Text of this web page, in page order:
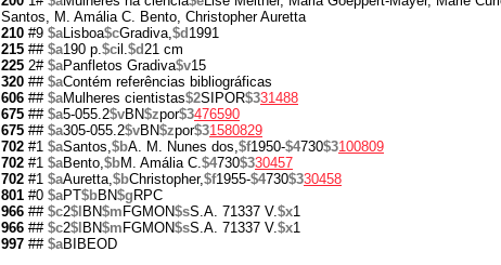
Santos, M. Amália C. Bento, Christopher Auretta
210 #9 $aLisboa$cGradiva,$d 1991
215 ## $a190 p.$cil.$d21 cm
225 2# $aPanfletos Gradiva$v15
320 ## $aContém referências bibliográficas
606 ## $aMulheres cientistas$2SIPOR$331488
675 ## $a5-055.2$vBN$zpor$3476590
675 ## $a305-055.2$vBN$zpor$31580829
702 #1 $aSantos,$bA. M. Nunes dos,$f1950-$4730$3100809
702 #1 $aBento,$bM. Amália C.$4730$330457
702 #1 $aAuretta,$bChristopher,$f1955-$4730$330458
801 #0 $aPT$bBN$g RPC
966 ## $c2$l BN$m FGMON$sS.A. 71337 V.$x1
966 ## $c2$l BN$m FGMON$sS.A. 71337 V.$x1
997 ## $aBIBEOD